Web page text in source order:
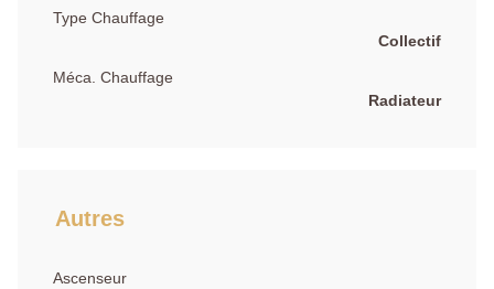
Type Chauffage
Collectif
Méca. Chauffage
Radiateur
Autres
Ascenseur